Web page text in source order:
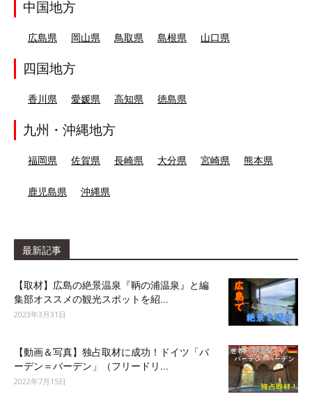
中国地方
広島県 岡山県 鳥取県 島根県 山口県
四国地方
香川県 愛媛県 高知県 徳島県
九州・沖縄地方
福岡県 佐賀県 長崎県 大分県 宮崎県 熊本県
鹿児島県 沖縄県
最新記事
【取材】広島の絶景温泉『鞆の浦温泉』と編
集部オススメの観光スポットを紹...
2023年3月31日
【動画＆写真】独占取材に成功！ドイツ「バ
ーデン＝バーデン」（フリードリ...
2022年7月15日